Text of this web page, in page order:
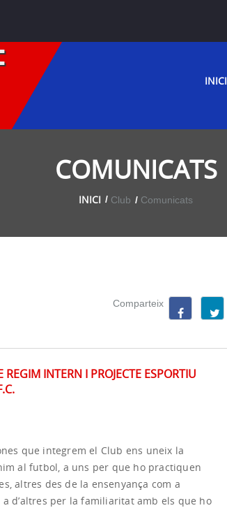
INICI
COMUNICATS
INICI Club Comunicats
Comparteix
REGIM INTERN I PROJECTE ESPORTIU
que integrem el Club ens uneix la
al futbol, a uns per que ho practiquen
altres des de la ensenyança com a
d’altres per la familiaritat amb els que ho